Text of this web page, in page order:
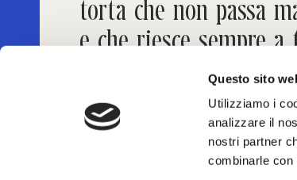
Questo sito
Utilizziamo i
analizzare il
nostri partner
combinarle
torta che non passa
e che riesce sempre a
un'occasione
da festeggiare. Solo